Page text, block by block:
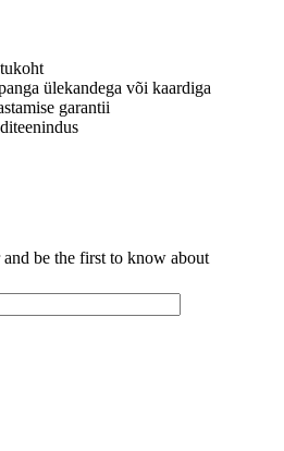
ülekandega või kaardiga
garantii
be the first to know about